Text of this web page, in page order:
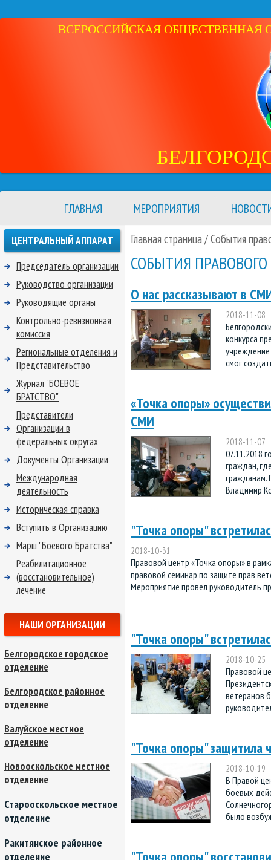
ВСЕРОССИЙСКАЯ ОБЩЕСТВЕННАЯ
ГЛАВНАЯ МЕРОПРИЯТИЯ
Главная страница/События
СОБЫТИЯ
О нас рассказывают в
2018-11-08
конкурса
смог
«Точка опоры»
СМИ
2018-11-07
07.11.2018
граждан,
гражданам.
Владимир
"Точка опоры"
2018-10-31
Правовой центр «Точка опоры» в
правовой семинар по защите прав
Мероприятие провёл руководитель
"Точка опоры"
2018-10-25
Правовой
ветеранов
"Точка опоры" защитила
2018-10-19
В Правой
боевых
было
ЦЕНТРАЛЬНЫЙ АППАРАТ
Председатель организации
Руководство организации
Руководящие органы
Контрольно-ревизионная
комиссия
Региональные отделения и
Представительство
Журнал "БОЕВОЕ
БРАТСТВО"
Представители
Организации в
федеральных округах
Документы Организации
Международная
деятельность
Историческая справка
Вступить в Организацию
Марш "Боевого Братства"
Реабилитационное
(восстановительное)
лечение
НАШИ ОРГАНИЗАЦИИ
Белгородское городское
отделение
Белгородское районное
отделение
Валуйское местное
отделение
Новооскольское местное
отделение
Старооскольское местное
отделение
Ракитянское районное
отделение